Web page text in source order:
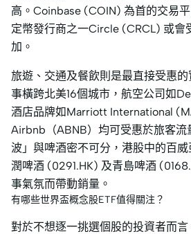
高。Coinbase (COIN) 為首的交易
定幣發行商之一Circle (CRCL) 或會
加。
旅遊、交通及餐飲則是最直接受惠
事橫跨北美16個城市，航空公司如
酒店品牌如Marriott International
Airbnb（ABNB）均可受惠於旅客流
波」與啤酒密不可分，港股中的百
潤啤酒 (0291.HK) 及青島啤酒
事氣氛而帶動銷量。
有哪些世界盃概念股ETF值得關注？
對於不想逐一挑選個股的投資者而